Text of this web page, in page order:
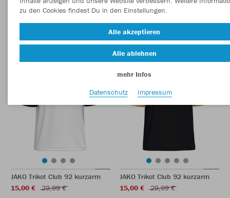
JAKO Trikot Club 92 kurzarm
15,00 €
29,99 €
JAKO Trikot Club 92 kurzarm
15,00 €
29,99 €
zu den Cookies findest Du in den Einstellungen.
Alle akzeptieren
Alle ablehnen
mehr Infos
Datenschutz
Impressum